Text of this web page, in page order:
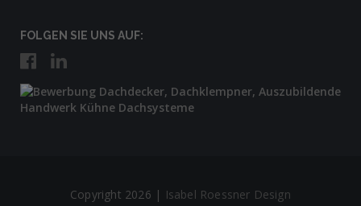
FOLGEN SIE UNS AUF:
Copyright 2026 | Isabel Roessner Design